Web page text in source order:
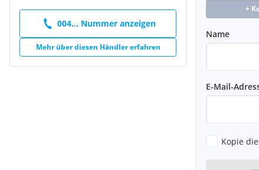
004... Nummer anzeigen
Mehr über diesen Händler erfahren
+
Name
E-Mail-
Kopie